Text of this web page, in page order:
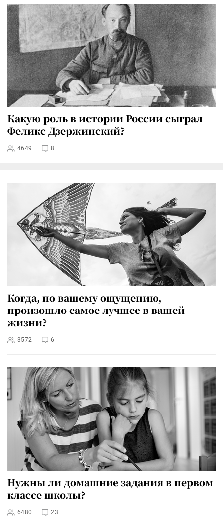
Какую роль в истории России сыграл
Феликс Дзержинский?
4649 8
Когда, по вашему ощущению,
произошло самое лучшее в вашей
жизни?
3572 6
Нужны ли домашние задания в первом
классе школы?
6480 23